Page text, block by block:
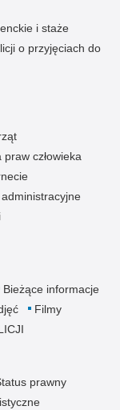
i staże
o przyjęciach do
człowieka
Bieżące informacje
Filmy
prawny